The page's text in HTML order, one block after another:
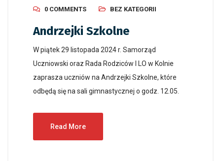
0 COMMENTS
BEZ KATEGORII
Andrzejki Szkolne
W piątek 29 listopada 2024 r. Samorząd
Uczniowski oraz Rada Rodziców I LO w Kolnie
zaprasza uczniów na Andrzejki Szkolne, które
odbędą się na sali gimnastycznej o godz. 12.05.
Read More